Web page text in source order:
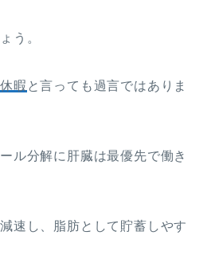
う。
暇 と言っても過言ではありま
ル分解に肝臓は最優先で働き
速し、脂肪として貯蓄しやす